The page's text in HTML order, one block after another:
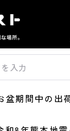
期間中の出